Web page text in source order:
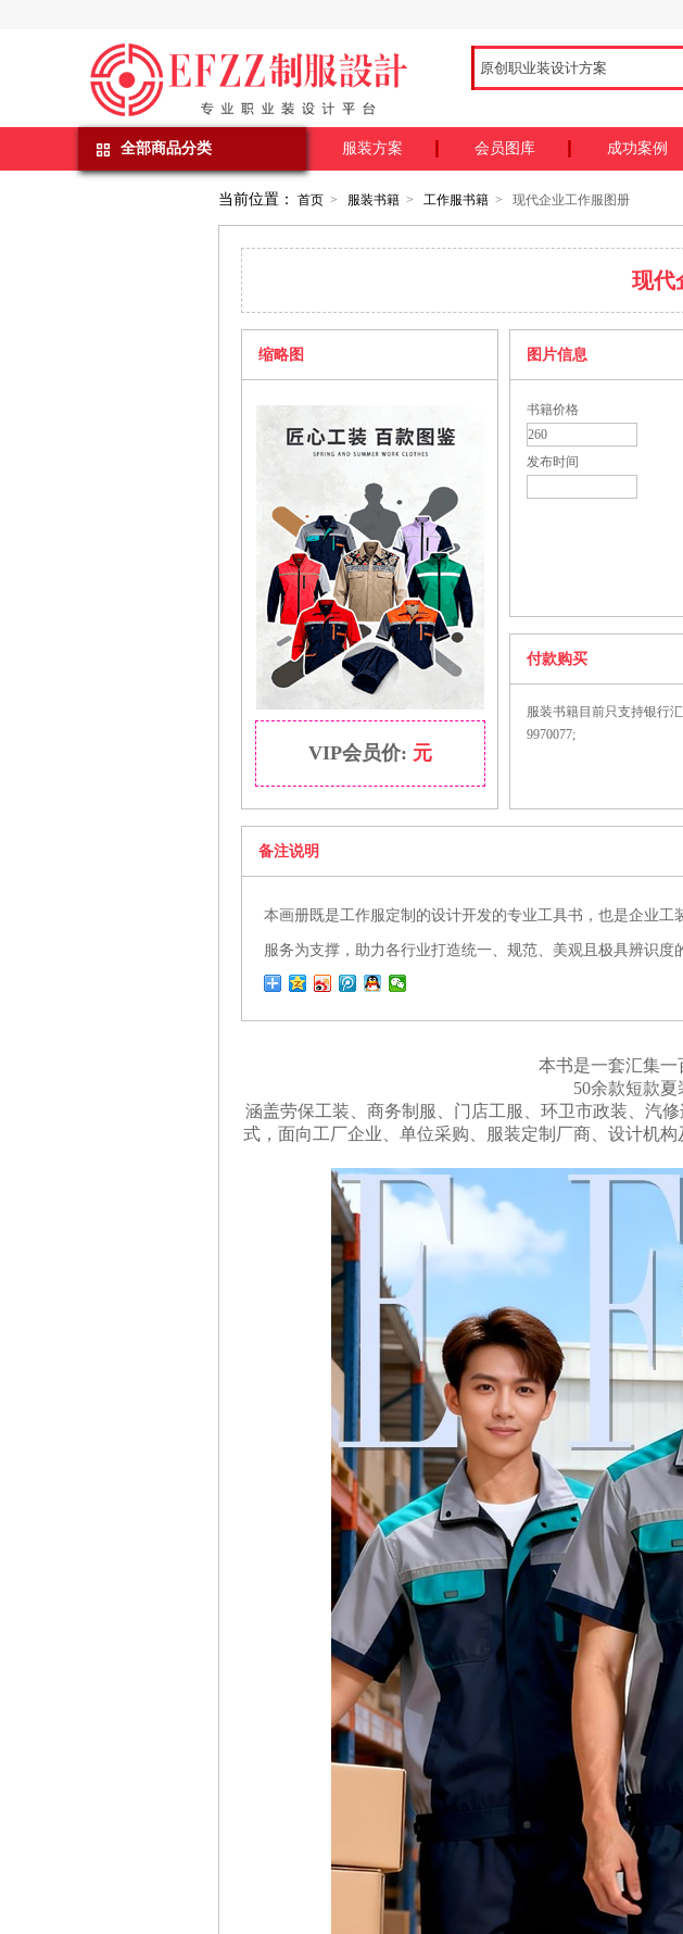
全部商品分类 服装方案 会员图库 成功案例
当前位置： 首页 > 服装书籍 > 工作服书籍 > 现代企业工作服图册
现代
缩略图
VIP会员价: 元
图片信息
书籍价格
260
发布时间
付款购买
服装书籍目前只支持银行
9970077;
备注说明
本画册既是工作服定制的设计开发的专业工具书，也是企业
服务为支撑，助力各行业打造统一、规范、美观且极具辨识
本书是一套汇集一
50余款短款夏
涵盖劳保工装、商务制服、门店工服、环卫市政装、汽
式，面向工厂企业、单位采购、服装定制厂商、设计机